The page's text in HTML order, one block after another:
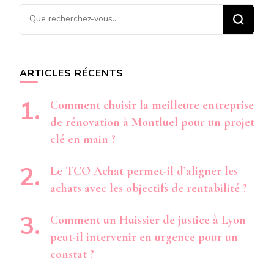
Vous
recherchiez
ARTICLES RÉCENTS
Comment choisir la meilleure entreprise
de rénovation à Montluel pour un projet
clé en main ?
Le TCO Achat permet-il d’aligner les
achats avec les objectifs de rentabilité ?
Comment un Huissier de justice à Lyon
peut-il intervenir en urgence pour un
constat ?